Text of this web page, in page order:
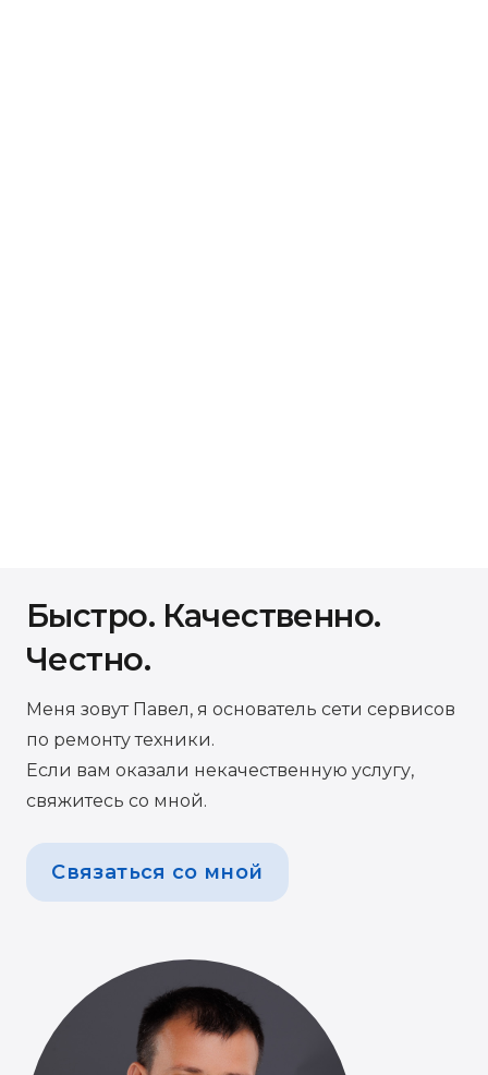
Быстро. Качественно.
Честно.
Меня зовут Павел, я основатель сети сервисов
по ремонту техники.
Если вам оказали некачественную услугу,
свяжитесь со мной.
Связаться со мной